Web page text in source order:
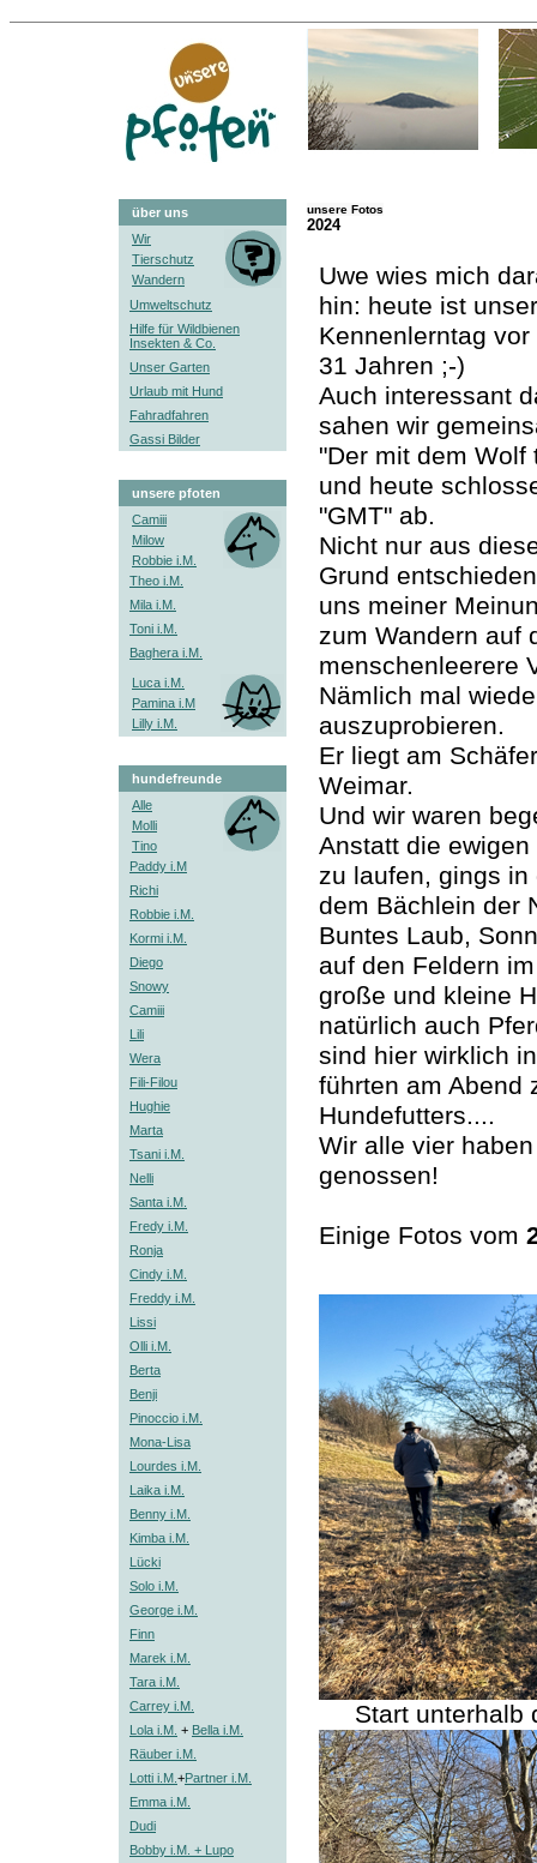
über uns
Wir
Tierschutz
Wandern
Umweltschutz
Hilfe für Wildbienen
Insekten & Co.
Unser Garten
Urlaub mit Hund
Fahradfahren
Gassi Bilder
unsere pfoten
Camiii
Milow
Robbie i.M.
Theo i.M.
Mila i.M.
Toni i.M.
Baghera i.M.
Luca i.M.
Pamina i.M
Lilly i.M.
hundefreunde
Alle
Molli
Tino
Paddy i.M
Richi
Robbie i.M.
Kormi i.M.
Diego
Snowy
Camiii
Lili
Wera
Fili-Filou
Hughie
Marta
Tsani i.M.
Nelli
Santa i.M.
Fredy i.M.
Ronja
Cindy i.M.
Freddy i.M.
Lissi
Olli i.M.
Berta
Benji
Pinoccio i.M.
Mona-Lisa
Lourdes i.M.
Laika i.M.
Benny i.M.
Kimba i.M.
Lücki
Solo i.M.
George i.M.
Finn
Marek i.M.
Tara i.M.
Carrey i.M.
Lola i.M. + Bella i.M.
Räuber i.M.
Lotti i.M. +Partner i.M.
Emma i.M.
Dudi
Bobby i.M. + Lupo
unsere Fotos
2024
Uwe wies mich
hin: heute ist unser
Kennenlerntag vor
31 Jahren ;-)
Auch interessant
sahen wir
"Der mit dem Wolf
und heute
"GMT" ab.
Nicht nur aus
Grund
uns meiner
zum Wandern auf
menschenleerere
Nämlich mal
auszuprobieren.
Er liegt am
Weimar.
Und wir waren
Anstatt die
zu laufen, gings in
dem Bächlein der
Buntes Laub,
auf den Feldern
große und kleine
natürlich auch
sind hier wirklich
führten am Abend
Hundefutters....
Wir alle vier
genossen!
Einige Fotos vom
Start unterhalb